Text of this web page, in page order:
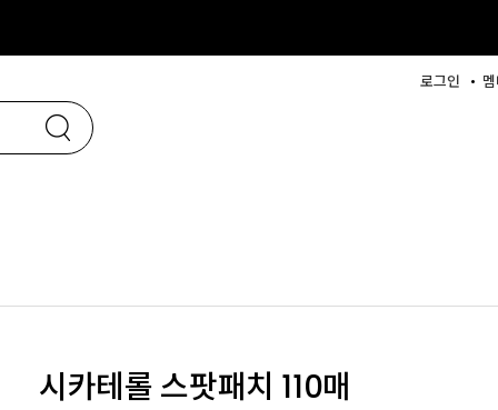
로그인
시카테롤 스팟패치 110매